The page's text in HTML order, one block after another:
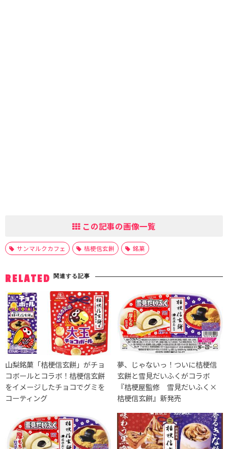
この記事の画像一覧
サンマルクカフェ 桔梗信玄餅 銘菓
RELATED 関連する記事
山梨銘菓「桔梗信玄餅」がチョ
コボールとコラボ！桔梗信玄餅
をイメージしたチョコでグミを
コーティング
夢、じゃないっ！ついに桔梗信
玄餅と雪見だいふくがコラボ
『桔梗屋監修 雪見だいふく×
桔梗信玄餅』新発売